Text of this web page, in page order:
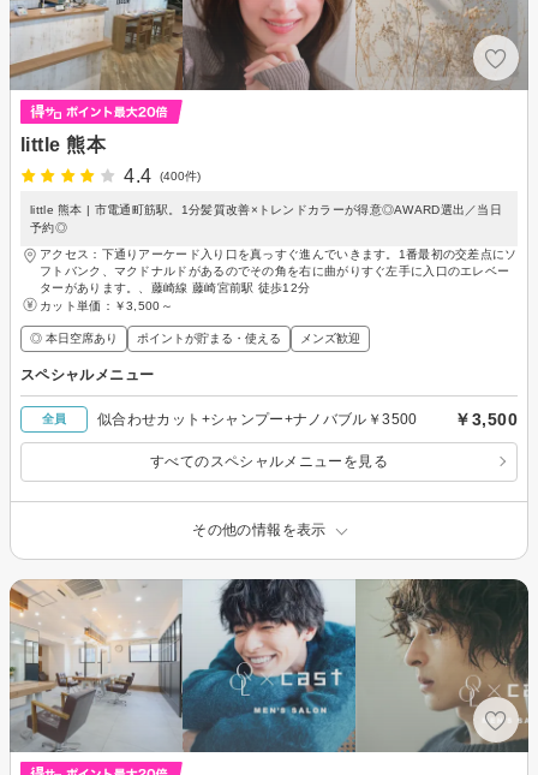
little 熊本
4.4
(400件)
little 熊本 | 市電通町筋駅。1分髪質改善×トレンドカラーが得意◎AWARD選出／当日
予約◎
アクセス：下通りアーケード入り口を真っすぐ進んでいきます。1番最初の交差点にソ
フトバンク、マクドナルドがあるのでその角を右に曲がりすぐ左手に入口のエレベー
ターがあります。、藤崎線 藤崎宮前駅 徒歩12分
カット単価： ￥3,500～
◎ 本日空席あり ポイントが貯まる・使える メンズ歓迎
スペシャルメニュー
全員 似合わせカット+シャンプー+ナノバブル￥3500 ￥3,500
すべてのスペシャルメニューを見る
その他の情報を表示